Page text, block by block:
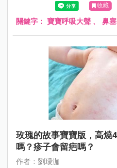
收藏
關鍵字： 寶寶呼吸大聲 、 鼻塞
玫瑰的故事寶寶版，高燒
嗎？疹子會留疤嗎？
作者：劉璦泇